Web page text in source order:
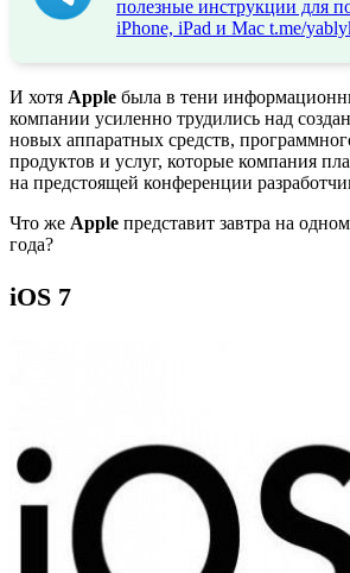
полезные инструкции для
iPhone, iPad и Mac t.me/
И хотя Apple была в тени
компании усиленно трудились над
новых аппаратных средств,
продуктов и услуг, которые компания
на предстоящей конференции
Что же Apple представит завтра на
года?
iOS 7